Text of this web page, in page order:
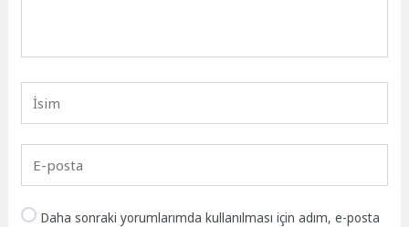
Daha sonraki yorumlarımda kullanılması için adım, e-posta